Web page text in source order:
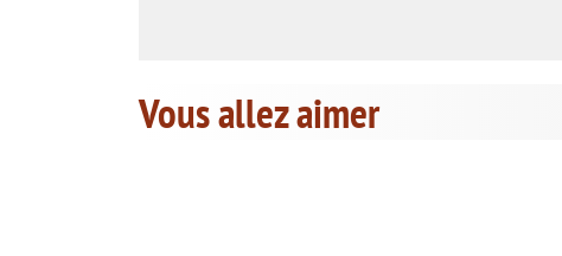
Vous allez aimer